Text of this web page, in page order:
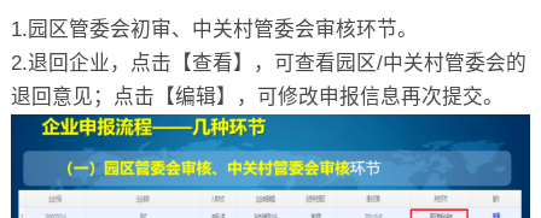
1.园区管委会初审、中关村管委会审核环节。
2.退回企业，点击【查看】，可查看园区/中关村管委会的
退回意见；点击【编辑】，可修改申报信息再次提交。